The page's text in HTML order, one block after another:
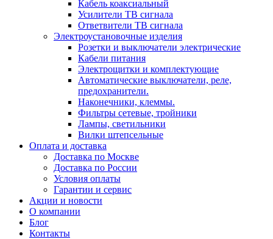
Кабель коаксиальный
Усилители ТВ сигнала
Ответвители ТВ сигнала
Электроустановочные изделия
Розетки и выключатели электрические
Кабели питания
Электрощитки и комплектующие
Автоматические выключатели, реле,
предохранители.
Наконечники, клеммы.
Фильтры сетевые, тройники
Лампы, светильники
Вилки штепсельные
Оплата и доставка
Доставка по Москве
Доставка по России
Условия оплаты
Гарантии и сервис
Акции и новости
О компании
Блог
Контакты